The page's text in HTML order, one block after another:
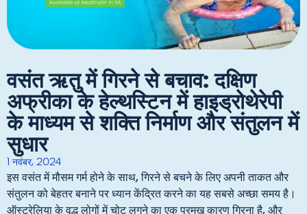
वसंत ऋतु में गिरने से बचाव: दक्षिण
अफ्रीका के हेल्थस्टिन में हाइड्रोथेरेपी
के माध्यम से शक्ति निर्माण और संतुलन में
सुधार
1 नवंबर, 2024
इस वसंत में मौसम गर्म होने के साथ, गिरने से बचने के लिए अपनी ताकत और
संतुलन को बेहतर बनाने पर ध्यान केंद्रित करने का यह सबसे अच्छा समय है।
ऑस्ट्रेलिया के वृद्ध लोगों में चोट लगने का एक प्रमुख कारण गिरना है, और